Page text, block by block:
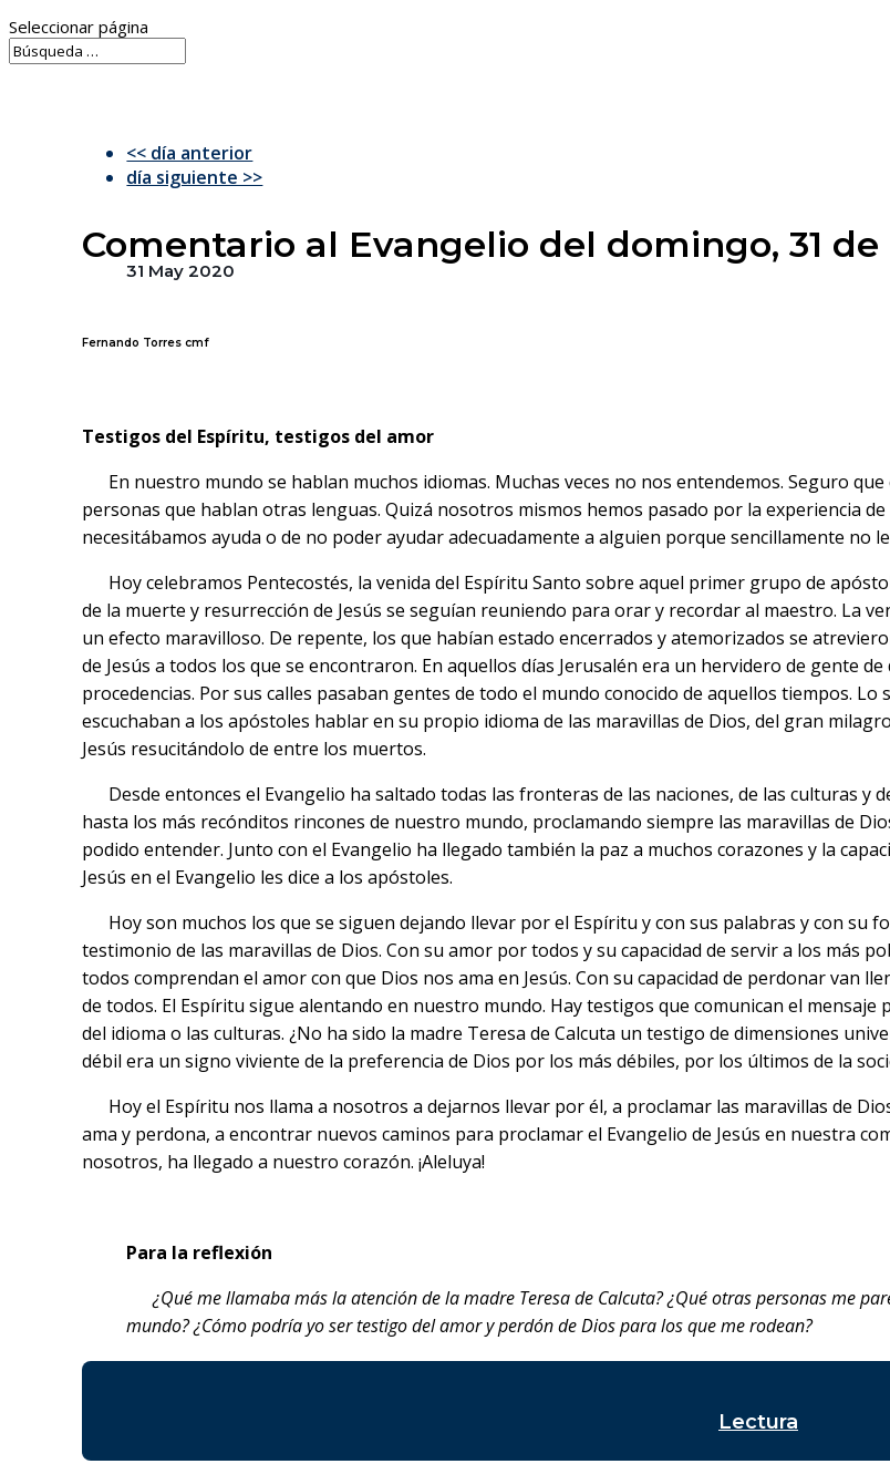
Seleccionar página
<< día anterior
día siguiente >>
Comentario al Evangelio del domingo, 31
31 May 2020
Fernando Torres cmf
Testigos del Espíritu, testigos del amor
En nuestro mundo se hablan muchos idiomas. Muchas veces no nos entendemos. Seguro
personas que hablan otras lenguas. Quizá nosotros mismos hemos pasado por la experiencia
necesitábamos ayuda o de no poder ayudar adecuadamente a alguien porque sencillamente no
Hoy celebramos Pentecostés, la venida del Espíritu Santo sobre aquel primer grupo de
de la muerte y resurrección de Jesús se seguían reuniendo para orar y recordar al maestro. La
un efecto maravilloso. De repente, los que habían estado encerrados y atemorizados se
de Jesús a todos los que se encontraron. En aquellos días Jerusalén era un hervidero de gente
procedencias. Por sus calles pasaban gentes de todo el mundo conocido de aquellos tiempos.
escuchaban a los apóstoles hablar en su propio idioma de las maravillas de Dios, del gran
Jesús resucitándolo de entre los muertos.
Desde entonces el Evangelio ha saltado todas las fronteras de las naciones, de las culturas y
hasta los más recónditos rincones de nuestro mundo, proclamando siempre las maravillas de
podido entender. Junto con el Evangelio ha llegado también la paz a muchos corazones y la
Jesús en el Evangelio les dice a los apóstoles.
Hoy son muchos los que se siguen dejando llevar por el Espíritu y con sus palabras y con su
testimonio de las maravillas de Dios. Con su amor por todos y su capacidad de servir a los más
todos comprendan el amor con que Dios nos ama en Jesús. Con su capacidad de perdonar van
de todos. El Espíritu sigue alentando en nuestro mundo. Hay testigos que comunican el mensaje
del idioma o las culturas. ¿No ha sido la madre Teresa de Calcuta un testigo de dimensiones
débil era un signo viviente de la preferencia de Dios por los más débiles, por los últimos de la
Hoy el Espíritu nos llama a nosotros a dejarnos llevar por él, a proclamar las maravillas de
ama y perdona, a encontrar nuevos caminos para proclamar el Evangelio de Jesús en nuestra
nosotros, ha llegado a nuestro corazón. ¡Aleluya!
Para la reflexión
¿Qué me llamaba más la atención de la madre Teresa de Calcuta? ¿Qué otras personas me
mundo? ¿Cómo podría yo ser testigo del amor y perdón de Dios para los que me rodean?
Lectura